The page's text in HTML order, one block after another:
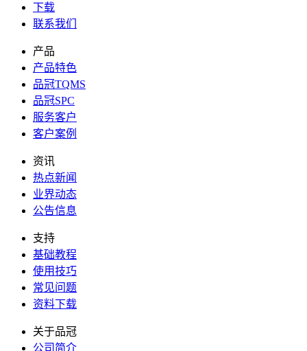
下载
联系我们
产品
产品特色
品冠TQMS
品冠SPC
服务客户
客户案例
资讯
热点新闻
业界动态
公告信息
支持
基础教程
使用技巧
常见问题
资料下载
关于品冠
公司简介